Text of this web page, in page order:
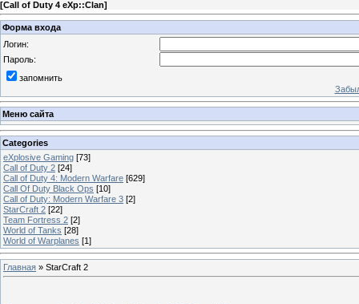
[Call of Duty 4 eXp::Clan]
Форма входа
Логин:
Пароль:
запомнить
Меню сайта
Categories
eXplosive Gaming [73]
Call of Duty 2 [24]
Call of Duty 4: Modern Warfare [629]
Call Of Duty Black Ops [10]
Call of Duty: Modern Warfare 3 [2]
StarCraft 2 [22]
Team Fortress 2 [2]
World of Tanks [28]
World of Warplanes [1]
Главная » StarCraft 2